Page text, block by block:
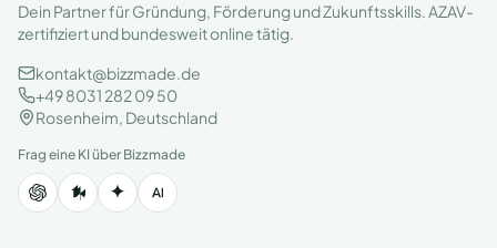
Dein Partner für Gründung, Förderung und Zukunftsskills. AZAV-
zertifiziert und bundesweit online tätig.
kontakt@bizzmade.de
+49 8031 282 09 50
Rosenheim, Deutschland
Frag eine KI über Bizzmade